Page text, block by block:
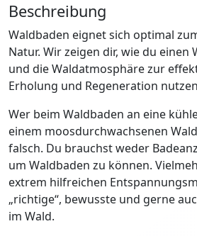
Beschreibung
Waldbaden eignet sich optimal
Natur. Wir zeigen dir, wie du einen
und die Waldatmosphäre zur
Erholung und Regeneration
Wer beim Waldbaden an eine
einem moosdurchwachsenen
falsch. Du brauchst weder
um Waldbaden zu können.
extrem hilfreichen
„richtige“, bewusste und gerne
im Wald.